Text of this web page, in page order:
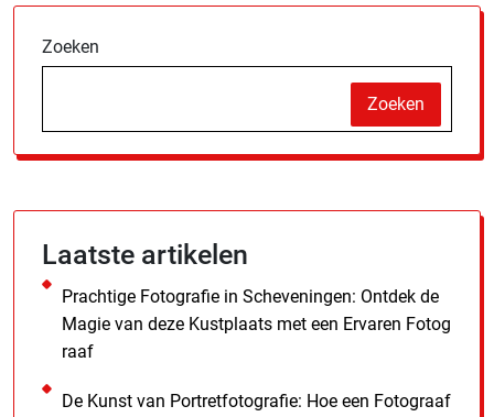
Zoeken
Zoeken
Laatste artikelen
Prachtige Fotografie in Scheveningen: Ontdek de
Magie van deze Kustplaats met een Ervaren Fotog
raaf
De Kunst van Portretfotografie: Hoe een Fotograaf